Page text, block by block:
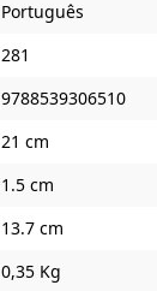
Português
281
9788539306510
21 cm
1.5 cm
13.7 cm
0,35 Kg